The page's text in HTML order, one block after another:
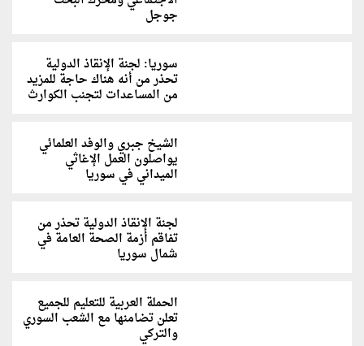
جوجل
سوريا: لجنة الإنقاذ الدولية
تحذر من أنه هناك حاجة للمزيد
من المساعدات لتجنب الكوارث
الشيخ جبري والوفد العلمائي
يواصلون العمل الإغاثي
الميداني في سوريا
لجنة الإنقاذ الدولية تحذر من
تفاقم أزمة الصحة العامة في
شمال سوريا
الحملة العربية للتعليم للجميع
تعلن تضامنها مع الشعب السوري
والتركي